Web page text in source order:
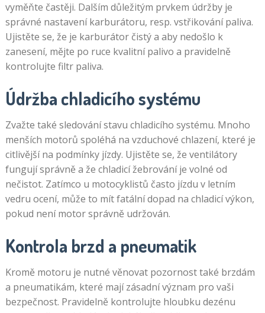
vyměňte častěji. Dalším důležitým prvkem údržby je
správné nastavení karburátoru, resp. vstřikování paliva.
Ujistěte se, že je karburátor čistý a aby nedošlo k
zanesení, mějte po ruce kvalitní palivo a pravidelně
kontrolujte filtr paliva.
Údržba chladicího systému
Zvažte také sledování stavu chladicího systému. Mnoho
menších motorů spoléhá na vzduchové chlazení, které je
citlivější na podmínky jízdy. Ujistěte se, že ventilátory
fungují správně a že chladicí žebrování je volné od
nečistot. Zatímco u motocyklistů často jízdu v letním
vedru ocení, může to mít fatální dopad na chladicí výkon,
pokud není motor správně udržován.
Kontrola brzd a pneumatik
Kromě motoru je nutné věnovat pozornost také brzdám
a pneumatikám, které mají zásadní význam pro vaši
bezpečnost. Pravidelně kontrolujte hloubku dezénu